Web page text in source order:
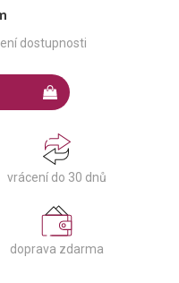
dostupnosti
vrácení do 30 dnů
doprava zdarma